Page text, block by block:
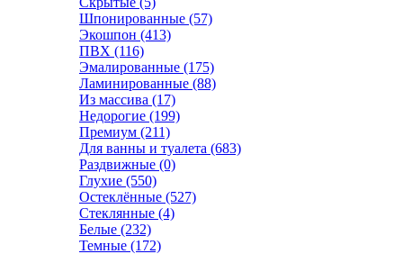
Шпонированные (57)
Экошпон (413)
ПВХ (116)
Эмалированные (175)
Ламинированные (88)
Из массива (17)
Недорогие (199)
Премиум (211)
Для ванны и туалета (683)
Раздвижные (0)
Глухие (550)
Остеклённые (527)
Стеклянные (4)
Белые (232)
Темные (172)